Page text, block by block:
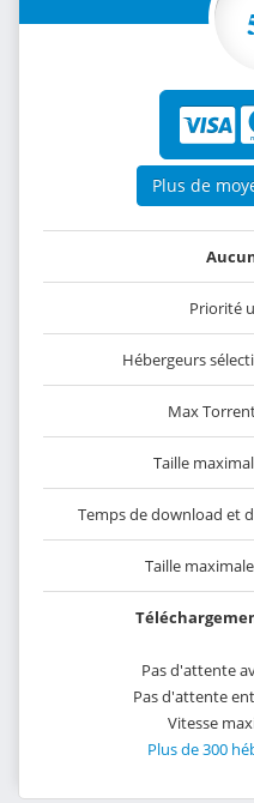
Plus de
Priorité
Hébergeurs
Max
Taille
Temps de download et
Taille
Pas d'attente
Pas d'attente
Vitesse
Plus de 300